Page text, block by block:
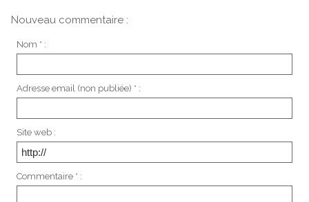
Nouveau commentaire :
Nom * :
Adresse email (non publiée) * :
Site web :
Commentaire * :